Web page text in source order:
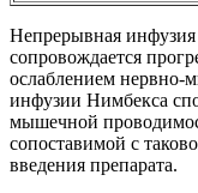
Непрерывная
сопровождается
ослаблением
инфузии Нимбекса
мышечной
сопоставимой с
введения препарата.